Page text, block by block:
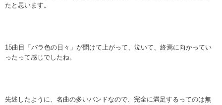
たと思います。
15曲目「バラ色の日々」が聞けて上がって、泣いて、終焉に向かってい
ったって感じでしたね。
先述したように、名曲の多いバンドなので、完全に満足するってのは無